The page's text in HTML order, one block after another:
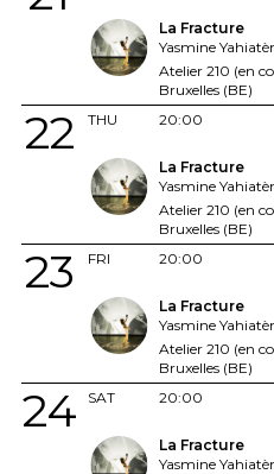
La Fracture
Yasmine
Atelier 210 (en
Bruxelles (BE)
THU
22
20:00
La Fracture
Yasmine
Atelier 210 (en
Bruxelles (BE)
FRI
23
20:00
La Fracture
Yasmine
Atelier 210 (en
Bruxelles (BE)
SAT
24
20:00
La Fracture
Yasmine